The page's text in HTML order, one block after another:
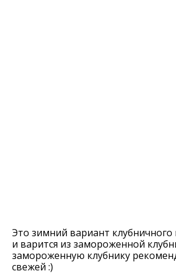
Это зимний вариант клубничного
и варится из замороженной
замороженную клубнику
свежей :)